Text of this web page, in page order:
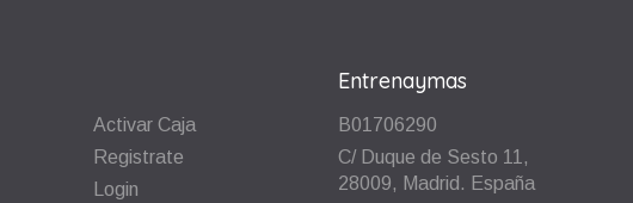
Activar Caja
Registrate
Login
Entrenaymas
B01706290
C/ Duque de Sesto 11,
28009, Madrid. España